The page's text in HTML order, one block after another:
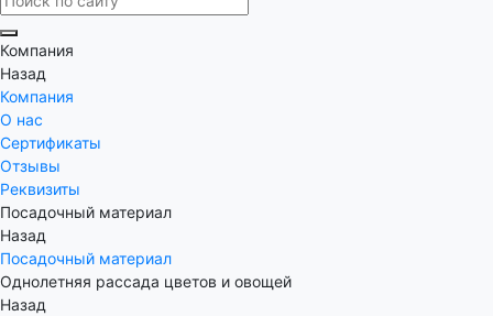
Компания
Назад
Компания
О нас
Сертификаты
Отзывы
Реквизиты
Посадочный материал
Назад
Посадочный материал
Однолетняя рассада цветов и овощей
Назад